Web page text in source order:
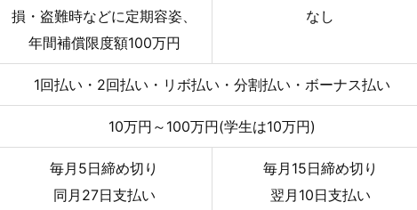
損・盗難時などに定期容姿、
年間補償限度額100万円
なし
1回払い・2回払い・リボ払い・分割払い・ボーナス払い
10万円～100万円(学生は10万円)
毎月5日締め切り
同月27日支払い
毎月15日締め切り
翌月10日支払い